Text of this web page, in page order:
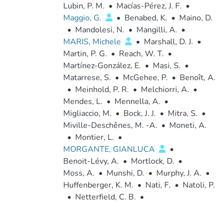
Lubin, P. M. • Macías-Pérez, J. F. •
Maggio, G.
• Benabed, K. • Maino, D.
• Mandolesi, N. • Mangilli, A. •
MARIS, Michele
• Marshall, D. J. •
Martin, P. G. • Reach, W. T. •
Martínez-González, E. • Masi, S. •
Matarrese, S. • McGehee, P. • Benoît, A.
• Meinhold, P. R. • Melchiorri, A. •
Mendes, L. • Mennella, A. •
Migliaccio, M. • Bock, J. J. • Mitra, S. •
Miville-Deschênes, M. -A. • Moneti, A.
• Montier, L. •
MORGANTE, GIANLUCA
•
Benoit-Lévy, A. • Mortlock, D. •
Moss, A. • Munshi, D. • Murphy, J. A. •
Huffenberger, K. M. • Nati, F. • Natoli, P.
• Netterfield, C. B. •